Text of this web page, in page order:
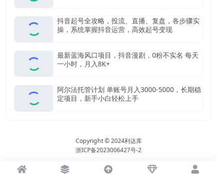
抖音起号全攻略，投流、直播、复盘，各步骤实
操，系统掌握抖音运营，高效起号变现
最新蓝海风口项目，抖音漫剧，0粉不实名 每天
一小时，月入8K+
阿尔法托管计划 单账号月入3000-5000，长期稳
定项目，新手小白轻松上手
Copyright © 2024利达库
浙ICP备2023006427号-2